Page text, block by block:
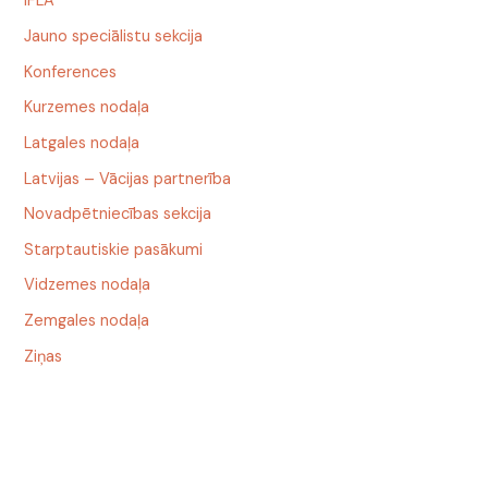
Jauno speciālistu sekcija
Konferences
Kurzemes nodaļa
Latgales nodaļa
Latvijas – Vācijas partnerība
Novadpētniecības sekcija
Starptautiskie pasākumi
Vidzemes nodaļa
Zemgales nodaļa
Ziņas